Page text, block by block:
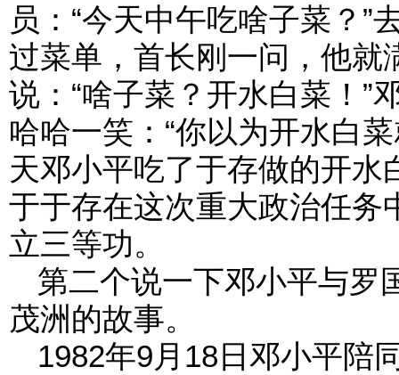
员：“今天中午吃啥子菜？”
过菜单，首长刚一问，他就
说：“啥子菜？开水白菜！”
哈哈一笑：“你以为开水白
天邓小平吃了于存做的开
于于存在这次重大政治任务
立三等功。
第二个说一下邓小平与罗
茂洲的故事。
1982年9月18日邓小平陪